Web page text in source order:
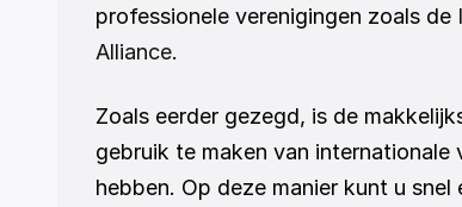
professionele verenigingen zoals de
Alliance.
Zoals eerder gezegd, is de
gebruik te maken van internationale
hebben. Op deze manier kunt u